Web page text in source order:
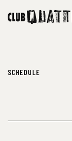
SCHEDULE